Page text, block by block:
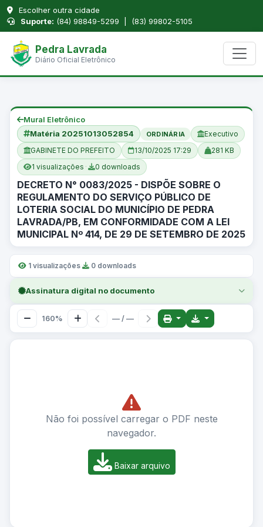
Escolher outra cidade
Suporte: (84) 98849-5299 | (83) 99802-5105
Pedra Lavrada
Diário Oficial Eletrônico
Mural Eletrônico
Matéria 20251013052854
ORDINÁRIA
Executivo
GABINETE DO PREFEITO
13/10/2025 17:29
281 KB
1 visualizações · 0 downloads
DECRETO N° 0083/2025 - DISPÕE SOBRE O
REGULAMENTO DO SERVIÇO PÚBLICO DE
LOTERIA SOCIAL DO MUNICÍPIO DE PEDRA
LAVRADA/PB, EM CONFORMIDADE COM A LEI
MUNICIPAL Nº 414, DE 29 DE SETEMBRO DE 2025
1 visualizações 0 downloads
Assinatura digital no documento
160% — / —
Não foi possível carregar o PDF neste
navegador.
Baixar arquivo